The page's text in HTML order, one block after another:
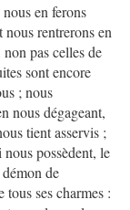
en ferons
rentrerons en
pas celles de
sont encore
; nous
nous dégageant,
tient asservis ;
possèdent, le
de
ses charmes :